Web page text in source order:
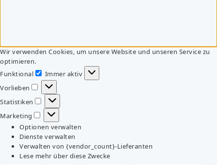
Wir verwenden Cookies, um unsere Website und unseren Service zu
optimieren.
Funktional
Funktional
Immer aktiv
Vorlieben
Vorlieben
Statistiken
Statistiken
Marketing
Marketing
Optionen verwalten
Dienste verwalten
Verwalten von {vendor_count}-Lieferanten
Lese mehr über diese Zwecke